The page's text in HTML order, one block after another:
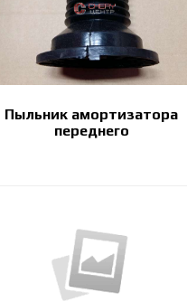
Пыльник амортизатора
переднего